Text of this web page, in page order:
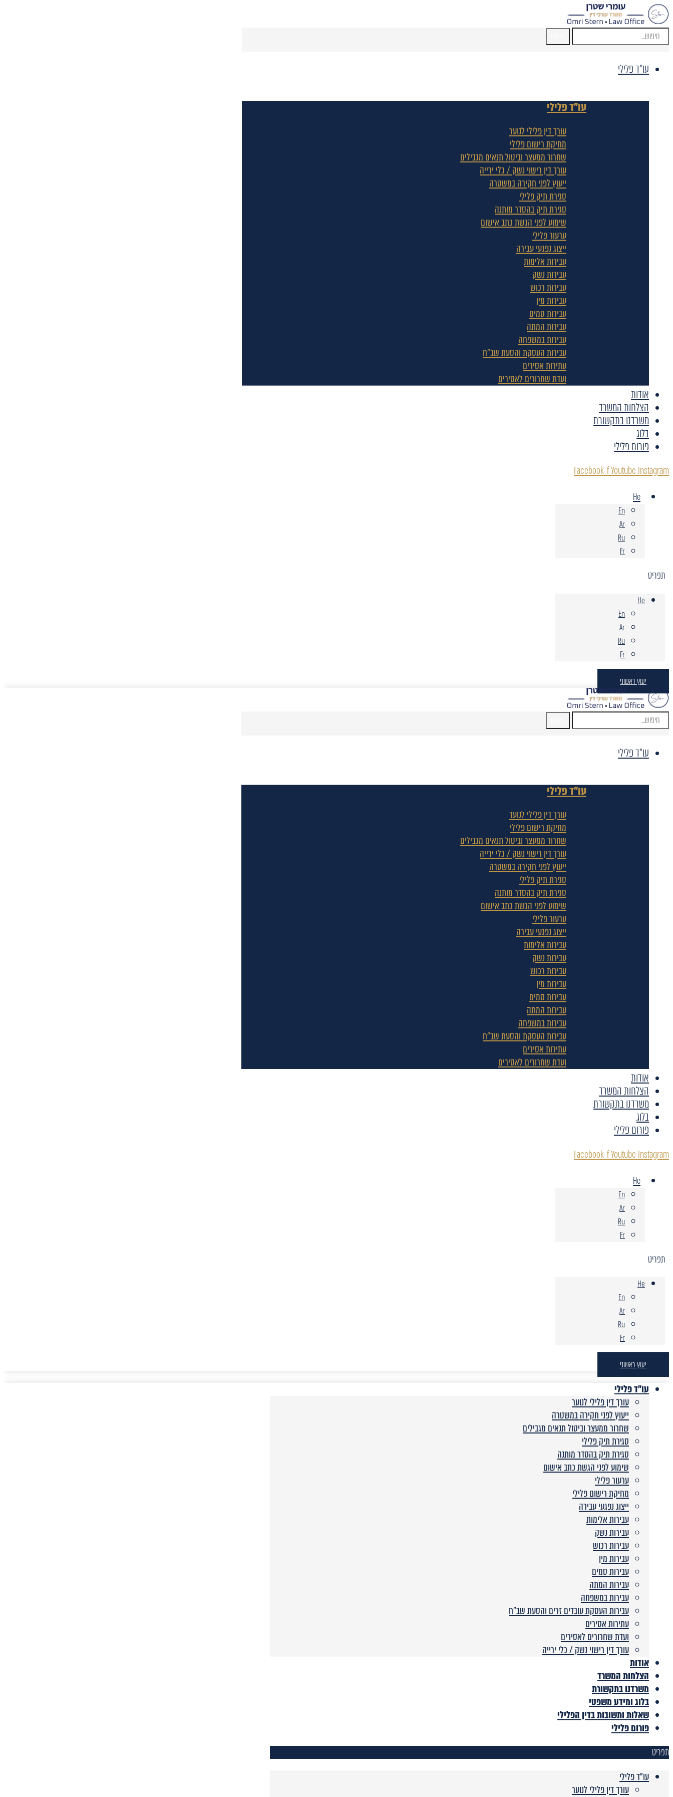
עו"ד פלילי
עו"ד פלילי
עורך דין פלילי לנוער
מחיקת רישום פלילי
שחרור ממעצר וביטול תנאים מגבילים
עורך דין רישוי נשק / כלי ירייה
ייעוץ לפני חקירה במשטרה
סגירת תיק פלילי
סגירת תיק בהסדר מותנה
שימוע לפני הגשת כתב אישום
ערעור פלילי
ייצוג נפגעי עבירה
עבירות אלימות
עבירות נשק
עבירות רכוש
עבירות מין
עבירות סמים
עבירות המתה
עבירות במשפחה
עבירות העסקת והסעת שב"ח
עתירות אסירים
ועדת שחרורים לאסירים
אודות
הצלחות המשרד
משרדנו בתקשורת
בלוג
פורום פלילי
Facebook-fYoutube Instagram
He
En
Ar
Ru
Fr
תפריט
He
En
Ar
Ru
Fr
יעוץ ראשוני
עו"ד פלילי
עו"ד פלילי
עורך דין פלילי לנוער
מחיקת רישום פלילי
שחרור ממעצר וביטול תנאים מגבילים
עורך דין רישוי נשק / כלי ירייה
ייעוץ לפני חקירה במשטרה
סגירת תיק פלילי
סגירת תיק בהסדר מותנה
שימוע לפני הגשת כתב אישום
ערעור פלילי
ייצוג נפגעי עבירה
עבירות אלימות
עבירות נשק
עבירות רכוש
עבירות מין
עבירות סמים
עבירות המתה
עבירות במשפחה
עבירות העסקת והסעת שב"ח
עתירות אסירים
ועדת שחרורים לאסירים
אודות
הצלחות המשרד
משרדנו בתקשורת
בלוג
פורום פלילי
Facebook-fYoutube Instagram
He
En
Ar
Ru
Fr
תפריט
He
En
Ar
Ru
Fr
יעוץ ראשוני
עו"ד פלילי
עורך דין פלילי לנוער
ייעוץ לפני חקירה במשטרה
שחרור ממעצר וביטול תנאים מגבילים
סגירת תיק פלילי
סגירת תיק בהסדר מותנה
שימוע לפני הגשת כתב אישום
ערעור פלילי
מחיקת רישום פלילי
ייצוג נפגעי עבירה
עבירות אלימות
עבירות נשק
עבירות רכוש
עבירות מין
עבירות סמים
עבירות המתה
עבירות במשפחה
עבירות העסקת עובדים זרים והסעת שב”ח
עתירות אסירים
ועדת שחרורים לאסירים
עורך דין רישוי נשק / כלי ירייה
אודות
הצלחות המשרד
משרדנו בתקשורת
בלוג ומידע משפטי
שאלות ותשובות בדין הפלילי
פורום פלילי
תפריט
עו"ד פלילי
עורך דין פלילי לנוער